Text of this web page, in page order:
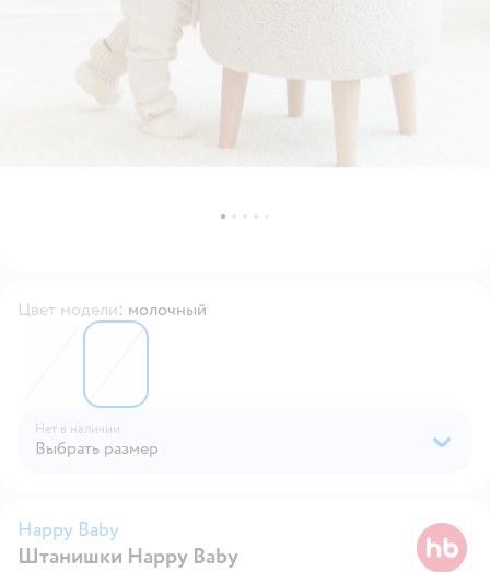
Цвет модели: молочный
60812656081145
Нет в наличии
Выбрать размер
Happy Baby
Штанишки Happy Baby